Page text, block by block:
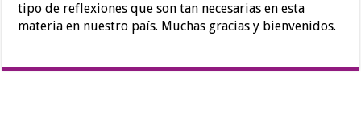
tipo de reflexiones que son tan necesarias en esta
materia en nuestro país. Muchas gracias y bienvenidos.